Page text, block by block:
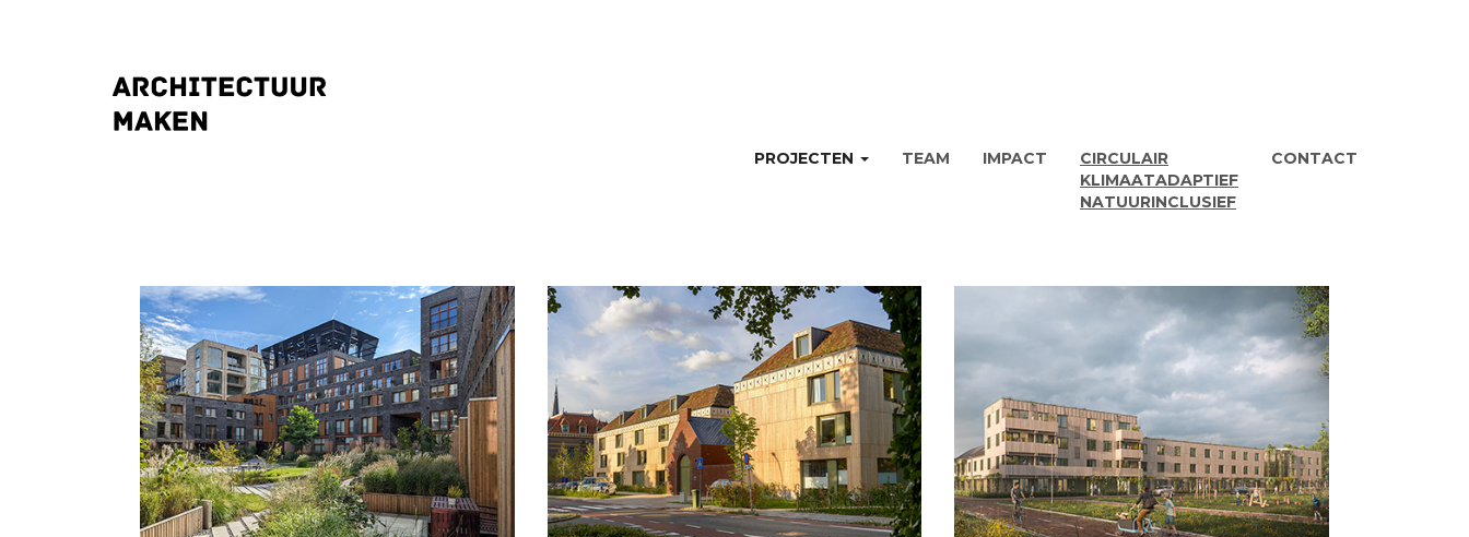
PROJECTEN TEAM IMPACT
CIRCULAIR
KLIMAATADAPTIEF
NATUURINCLUSIEF
CONTACT